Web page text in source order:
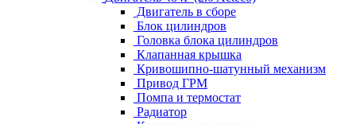
Двигатель в сборе
Блок цилиндров
Головка блока цилиндров
Клапанная крышка
Кривошипно-шатунный механизм
Привод ГРМ
Помпа и термостат
Радиатор